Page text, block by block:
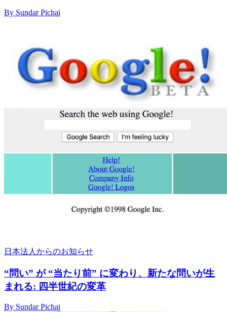
By Sundar Pichai
日本法人からのお知らせ
“問い” が “当たり前” に変わり、新たな問いが生
まれる: 四半世紀の変革
By Sundar Pichai